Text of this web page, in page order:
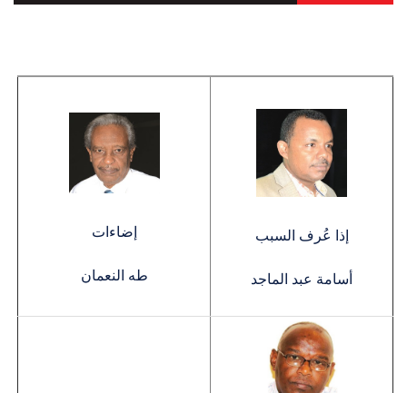
إذا عُرف السبب
أسامة عبد الماجد
إضاءات
طه النعمان